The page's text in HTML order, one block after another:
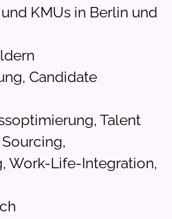
KMUs in Berlin und
Candidate
Talent
Work-Life-Integration,